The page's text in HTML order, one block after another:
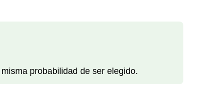
probabilidad de ser elegido.